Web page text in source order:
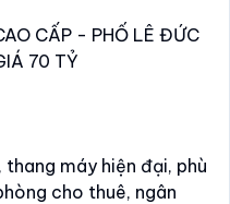
CẤP - PHỐ LÊ ĐỨC
70 TỶ
máy hiện đại, phù
cho thuê, ngân